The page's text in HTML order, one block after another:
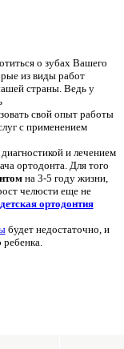
о зубах Вашего
из виды работ
страны. Ведь у
свой опыт работы
с применением
и лечением
ортодонта. Для того
на 3-5 году жизни,
челюсти еще не
детская ортодонтия
будет недостаточно, и